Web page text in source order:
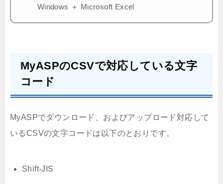
Windows ＋ Microsoft Excel
MyASPのCSVで対応している文字
コード
MyASPでダウンロード、およびアップロード対応して
いるCSVの文字コードは以下のとおりです。
Shift-JIS